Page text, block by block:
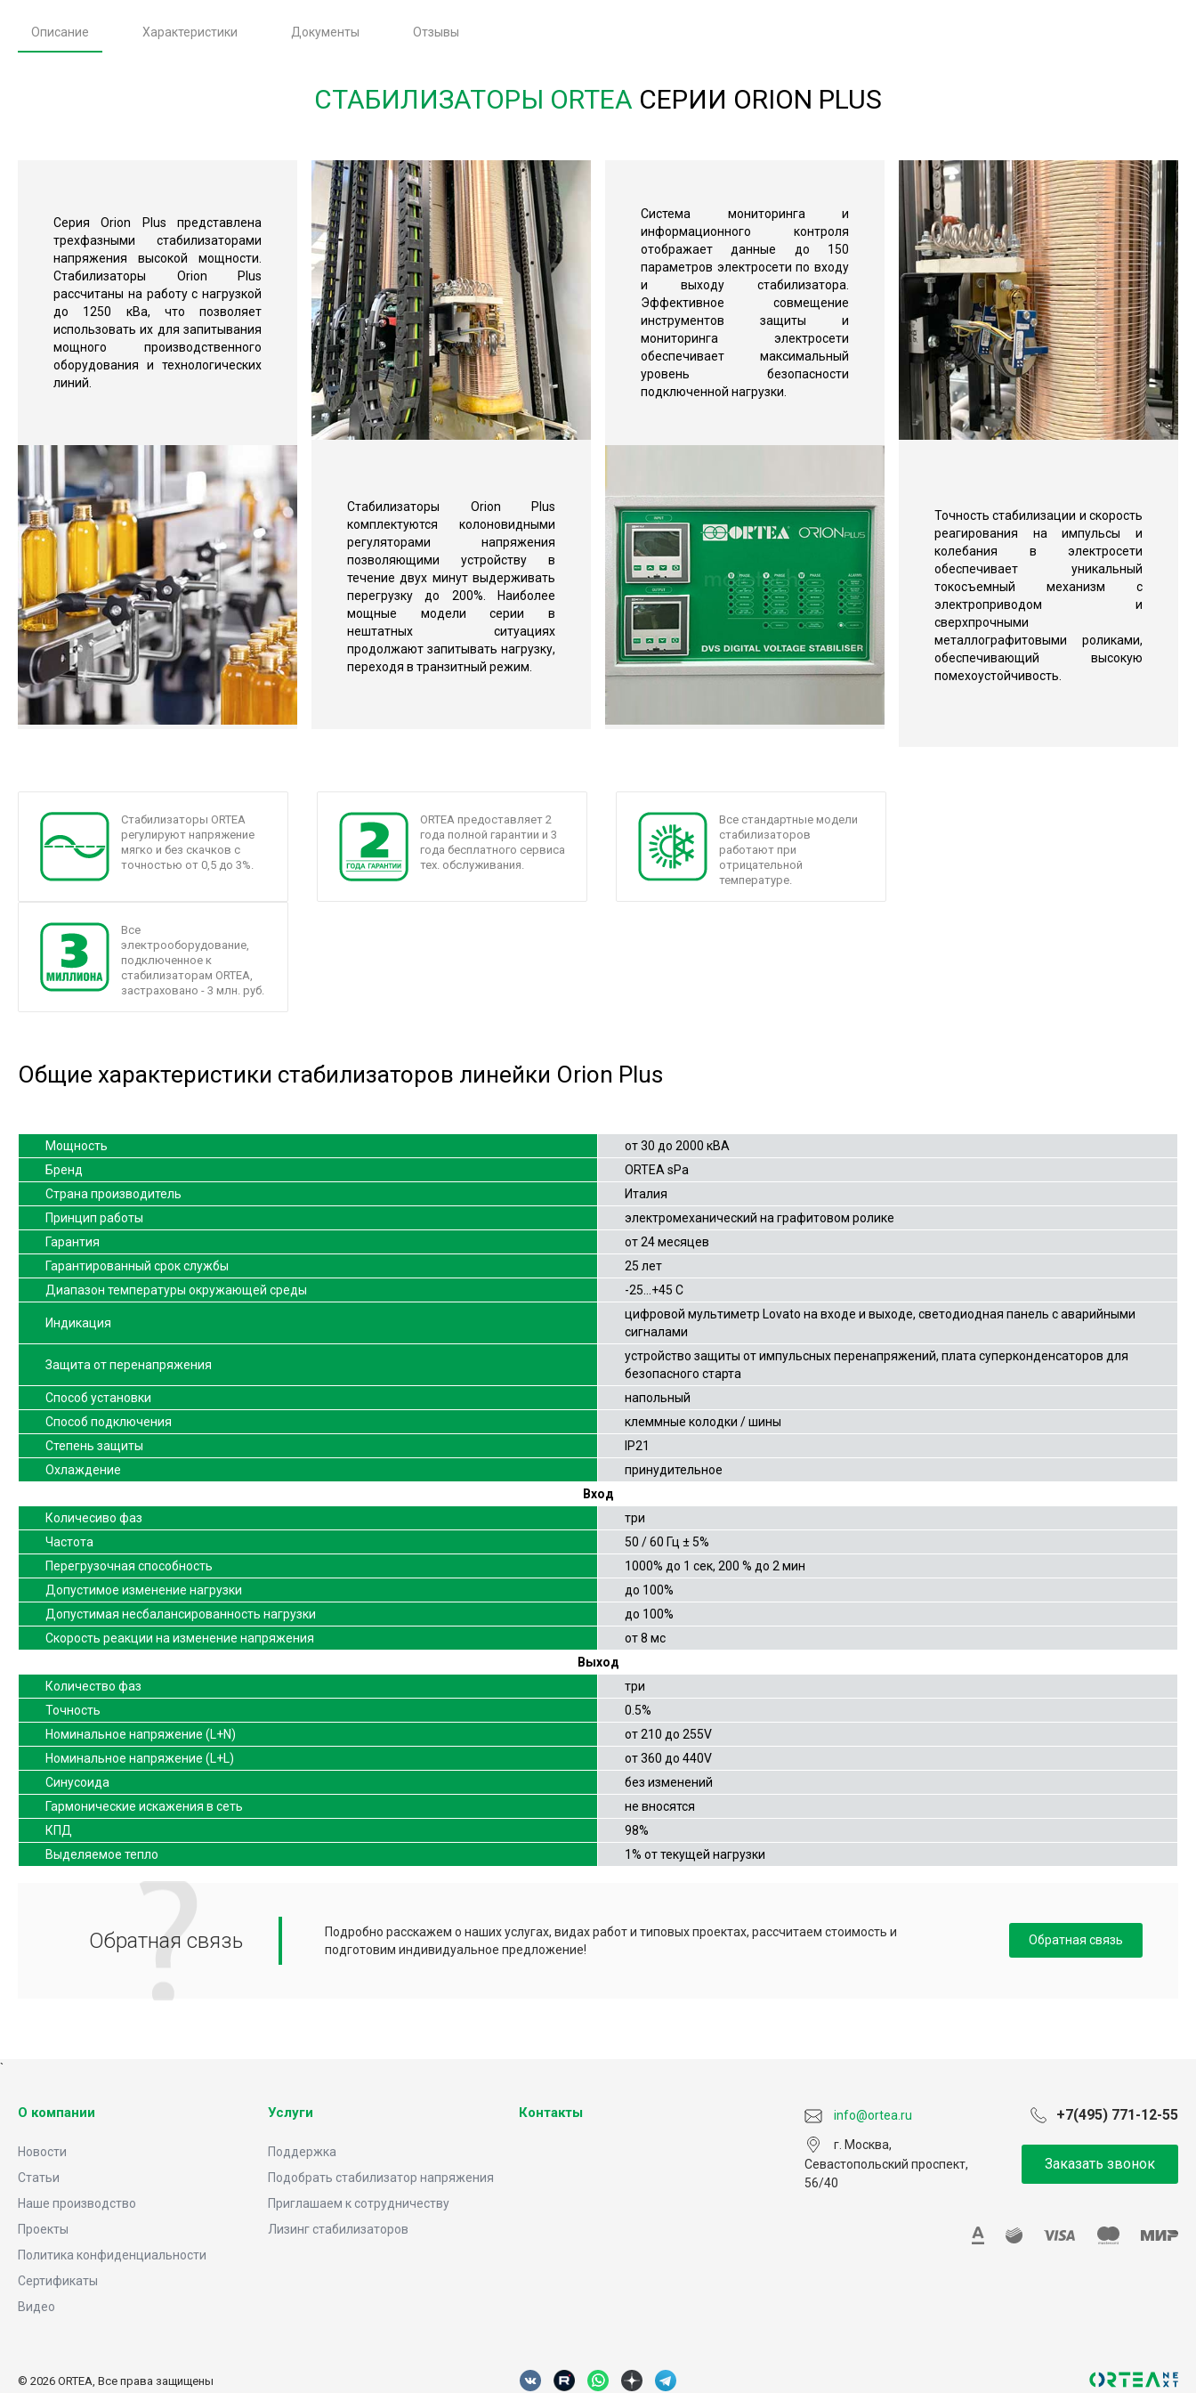
Описание Характеристики Документы Отзывы
СТАБИЛИЗАТОРЫ ORTEA СЕРИИ ORION PLUS
Серия Orion Plus представлена
трехфазными стабилизаторами
напряжения высокой мощности.
Стабилизаторы Orion Plus
рассчитаны на работу с нагрузкой
до 1250 кВа, что позволяет
использовать их для запитывания
мощного производственного
оборудования и технологических
линий.
Стабилизаторы Orion Plus
комплектуются колоновидными
регуляторами напряжения
позволяющими устройству в
течение двух минут выдерживать
перегрузку до 200%. Наиболее
мощные модели серии в
нештатных ситуациях
продолжают запитывать нагрузку,
переходя в транзитный режим.
Система мониторинга и
информационного контроля
отображает данные до 150
параметров электросети по входу
и выходу стабилизатора.
Эффективное совмещение
инструментов защиты и
мониторинга электросети
обеспечивает максимальный
уровень безопасности
подключенной нагрузки.
Точность стабилизации и скорость
реагирования на импульсы и
колебания в электросети
обеспечивает уникальный
токосъемный механизм с
электроприводом и
сверхпрочными
металлографитовыми роликами,
обеспечивающий высокую
помехоустойчивость.
Стабилизаторы ORTEA
регулируют напряжение
мягко и без скачков с
точностью от 0,5 до 3%.
ORTEA предоставляет 2
года полной гарантии и 3
года бесплатного сервиса
тех. обслуживания.
Все стандартные модели
стабилизаторов
работают при
отрицательной
температуре.
Все
электрооборудование,
подключенное к
стабилизаторам ORTEA,
застраховано - 3 млн. руб.
Общие характеристики стабилизаторов линейки Orion Plus
Мощность
от 30 до 2000 кВА
Бренд
ORTEA sPa
Страна производитель
Италия
Принцип работы
электромеханический на графитовом ролике
Гарантия
от 24 месяцев
Гарантированный срок службы
25 лет
Диапазон температуры окружающей среды
-25…+45 С
Индикация
цифровой мультиметр Lovato на входе и выходе, светодиодная панель с аварийными
сигналами
Защита от перенапряжения
устройство защиты от импульсных перенапряжений, плата суперконденсаторов для
безопасного старта
Способ установки
напольный
Способ подключения
клеммные колодки / шины
Степень защиты
IP21
Охлаждение
принудительное
Вход
Количесиво фаз
три
Частота
50 / 60 Гц ± 5%
Перегрузочная способность
1000% до 1 сек, 200 % до 2 мин
Допустимое изменение нагрузки
до 100%
Допустимая несбалансированность нагрузки
до 100%
Скорость реакции на изменение напряжения
от 8 мс
Выход
Количество фаз
три
Точность
0.5%
Номинальное напряжение (L+N)
от 210 до 255V
Номинальное напряжение (L+L)
от 360 до 440V
Синусоида
без изменений
Гармонические искажения в сеть
не вносятся
КПД
98%
Выделяемое тепло
1% от текущей нагрузки
Обратная связь
Подробно расскажем о наших услугах, видах работ и типовых проектах, рассчитаем стоимость и
подготовим индивидуальное предложение!
Обратная связь
`
О компании
Новости
Статьи
Наше производство
Проекты
Политика конфиденциальности
Сертификаты
Видео
Услуги
Поддержка
Подобрать стабилизатор напряжения
Приглашаем к сотрудничеству
Лизинг стабилизаторов
Контакты info@ortea.ru +7(495) 771-12-55
г. Москва,
Севастопольский проспект,
56/40
Заказать звонок
© 2026 ORTEA, Все права защищены
«Бесплатный подбор стабилизатора за 2 минуты»